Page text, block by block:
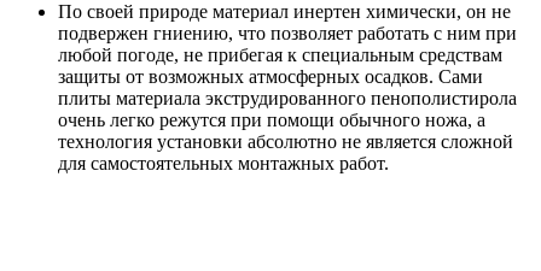
По своей природе материал инертен химически, он не
подвержен гниению, что позволяет работать с ним при
любой погоде, не прибегая к специальным средствам
защиты от возможных атмосферных осадков. Сами
плиты материала экструдированного пенополистирола
очень легко режутся при помощи обычного ножа, а
технология установки абсолютно не является сложной
для самостоятельных монтажных работ.